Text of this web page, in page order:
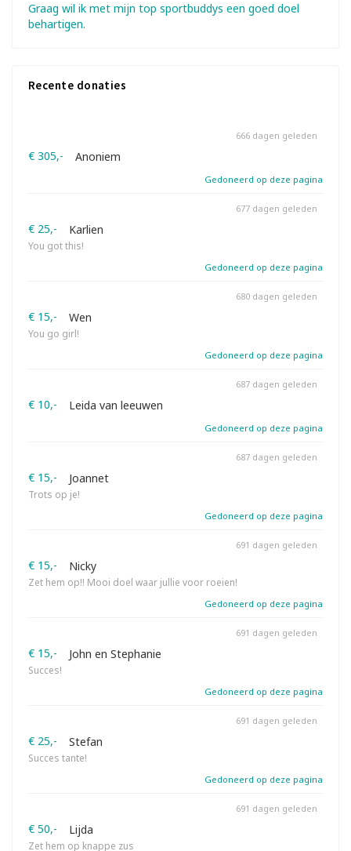
Graag wil ik met mijn top sportbuddys een goed doel
behartigen.
Recente donaties
€ 305,- Anoniem
666 dagen geleden
Gedoneerd op deze pagina
€ 25,- Karlien
You got this!
677 dagen geleden
Gedoneerd op deze pagina
€ 15,- Wen
You go girl!
680 dagen geleden
Gedoneerd op deze pagina
€ 10,- Leida van leeuwen
687 dagen geleden
Gedoneerd op deze pagina
€ 15,- Joannet
Trots op je!
687 dagen geleden
Gedoneerd op deze pagina
€ 15,- Nicky
Zet hem op!! Mooi doel waar jullie voor roeien!
691 dagen geleden
Gedoneerd op deze pagina
€ 15,- John en Stephanie
Succes!
691 dagen geleden
Gedoneerd op deze pagina
€ 25,- Stefan
Succes tante!
691 dagen geleden
Gedoneerd op deze pagina
€ 50,- Lijda
Zet hem op knappe zus
691 dagen geleden